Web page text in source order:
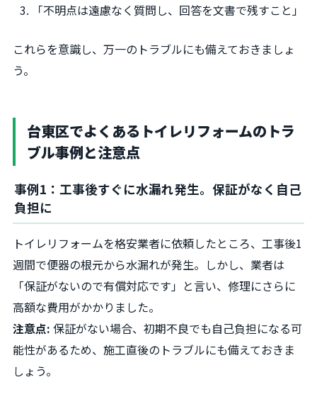
「不明点は遠慮なく質問し、回答を文書で残すこと」
これらを意識し、万一のトラブルにも備えておきましょ
う。
台東区でよくあるトイレリフォームのトラ
ブル事例と注意点
事例1：工事後すぐに水漏れ発生。保証がなく自己
負担に
トイレリフォームを格安業者に依頼したところ、工事後1
週間で便器の根元から水漏れが発生。しかし、業者は
「保証がないので有償対応です」と言い、修理にさらに
高額な費用がかかりました。
注意点: 保証がない場合、初期不良でも自己負担になる可
能性があるため、施工直後のトラブルにも備えておきま
しょう。